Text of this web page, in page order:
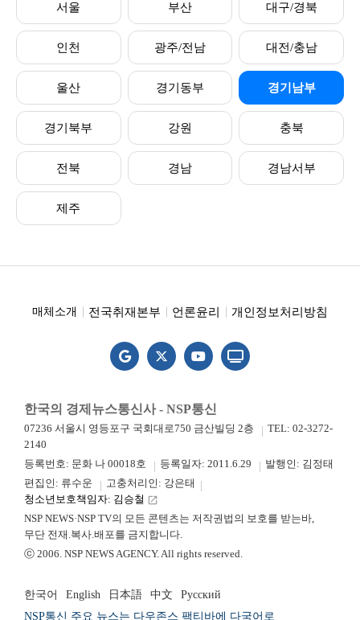
서울 부산 대구/경북
인천 광주/전남 대전/충남
울산 경기동부 경기남부
경기북부 강원 충북
전북 경남 경남서부
제주
매체소개 전국취재본부 언론윤리 개인정보처리방침
한국의 경제뉴스통신사 - NSP통신
07236 서울시 영등포구 국회대로750 금산빌딩 2층
TEL: 02-3272-
2140
등록번호: 문화 나 00018호
등록일자: 2011.6.29
발행인: 김정태
편집인: 류수운
고충처리인: 강은태
청소년보호책임자: 김승철 launch
NSP NEWS·NSP TV의 모든 콘텐츠는 저작권법의 보호를 받는바,
무단 전재.복사.배포를 금지합니다.
ⓒ 2006. NSP NEWS AGENCY. All rights reserved.
한국어 English 日本語 中文
Русский
NSP통신 주요 뉴스는 다우존스 팩티바에 다국어로